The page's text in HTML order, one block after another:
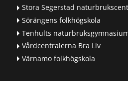
Stora Segerstad
Sörängens folkhögskola
Tenhults
Vårdcentralerna Bra Liv
Värnamo folkhögskola